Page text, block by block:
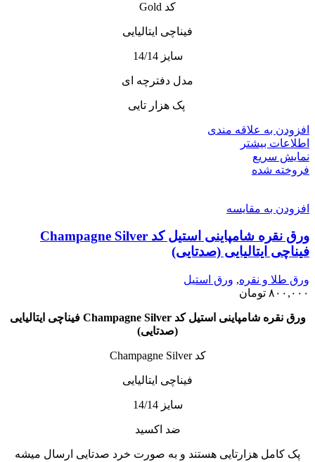
کد Gold
فیناچی ایتالیایی
سایز 14/14
مدل دفترچه ای
پک هزار تایی
افزودن به علاقه مندی
اطلاعات بیشتر
نمایش سریع
فروخته شده
افزودن به مقایسه
ورق نقره شامپاینی استیل کد Champagne Silver
فیناچی ایتالیایی (صدتایی)
ورق طلا و نقره, ورق استیل
۸۰۰,۰۰۰ تومان
ورق نقره شامپاینی استیل کد Champagne Silver فیناچی ایتالیایی
(صدتایی)
کد Champagne Silver
فیناچی ایتالیایی
سایز 14/14
ضد اکسید
پک کامل هزارتایی هستند و به صورت خرد صدتایی ارسال میشه